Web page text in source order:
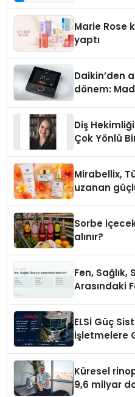
Marie Rose
yaptı
Daikin’den
dönem:
Diş
Çok Yönlü
Mirabellix,
uzanan
Sorbe
alınır?
Fen, Sağlık,
Arasındaki
ELSİ Güç
İşletmelere
Küresel
9,6 milyar